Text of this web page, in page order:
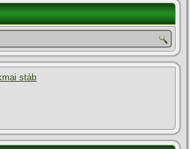
stáb